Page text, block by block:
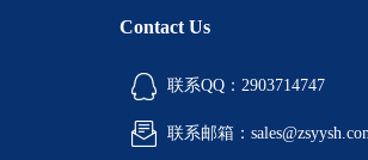
Contact Us
联系QQ：2903714747
联系邮箱：